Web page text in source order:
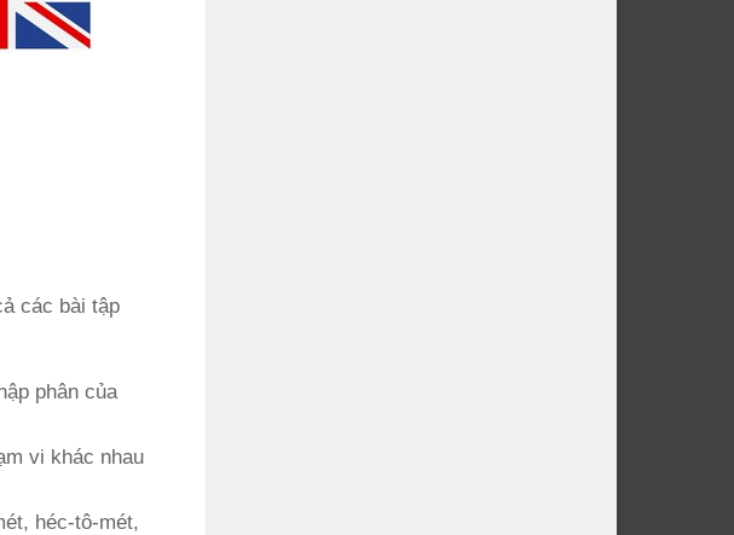
các bài tập
phân của
vi khác nhau
héc-tô-mét,